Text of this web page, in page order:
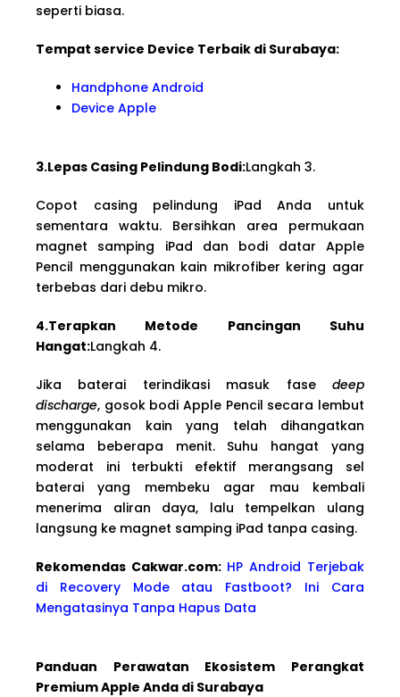
seperti biasa.
Tempat service Device Terbaik di Surabaya:
Handphone Android
Device Apple
3.Lepas Casing Pelindung Bodi:Langkah 3.
Copot casing pelindung iPad Anda untuk
sementara waktu. Bersihkan area permukaan
magnet samping iPad dan bodi datar Apple
Pencil menggunakan kain mikrofiber kering agar
terbebas dari debu mikro.
4.Terapkan Metode Pancingan Suhu
Hangat:Langkah 4.
Jika baterai terindikasi masuk fase deep
discharge, gosok bodi Apple Pencil secara lembut
menggunakan kain yang telah dihangatkan
selama beberapa menit. Suhu hangat yang
moderat ini terbukti efektif merangsang sel
baterai yang membeku agar mau kembali
menerima aliran daya, lalu tempelkan ulang
langsung ke magnet samping iPad tanpa casing.
Rekomendas Cakwar.com: HP Android Terjebak
di Recovery Mode atau Fastboot? Ini Cara
Mengatasinya Tanpa Hapus Data
Panduan Perawatan Ekosistem Perangkat
Premium Apple Anda di Surabaya